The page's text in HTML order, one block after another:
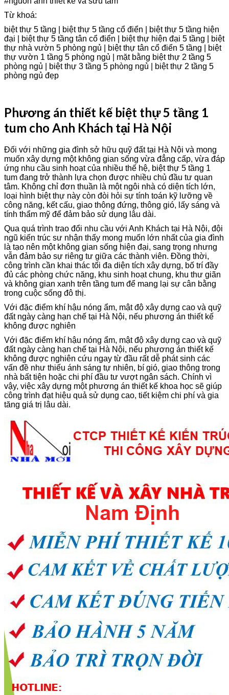
Từ khoá:
biệt thự 5 tầng | biệt thự 5 tầng cổ điển | biệt thự 5 tầng hiện
đại | biệt thự 5 tầng tân cổ điển | biệt thự hiện đại 5 tầng | biệt
thự nhà vườn 5 phòng ngủ | biệt thự tân cổ điển 5 tầng | biệt
thự vườn 1 tầng 5 phòng ngủ | mặt bằng biệt thự 2 tầng 5
phòng ngủ | biệt thự 3 tầng 5 phòng ngủ | biệt thự 2 tầng 5
phòng ngủ đẹp
Phương án thiết kế biệt thự 5 tầng 1
tum cho Anh Khách tại Hà Nội
Đối với những gia đình sở hữu quỹ đất tại Hà Nội và mong
muốn xây dựng một không gian sống vừa đẳng cấp, vừa đáp
ứng nhu cầu sinh hoạt của nhiều thế hệ, biệt thự 5 tầng 1
tum đang trở thành lựa chọn được nhiều chủ đầu tư quan
tâm. Không chỉ đơn thuần là một ngôi nhà có diện tích lớn,
loại hình biệt thự này còn đòi hỏi sự tính toán kỹ lưỡng về
công năng, kết cấu, giao thông đứng, thông gió, lấy sáng và
tính thẩm mỹ để đảm bảo sử dụng lâu dài.
Qua quá trình trao đổi nhu cầu với Anh Khách tại Hà Nội, đội
ngũ kiến trúc sư nhận thấy mong muốn lớn nhất của gia đình
là tạo nên một không gian sống hiện đại, sang trọng nhưng
vẫn đảm bảo sự riêng tư giữa các thành viên. Đồng thời,
công trình cần khai thác tối đa diện tích xây dựng, bố trí đầy
đủ các phòng chức năng, khu sinh hoạt chung, khu thư giãn
và không gian xanh trên tầng tum để mang lại sự cân bằng
trong cuộc sống đô thị.
Với đặc điểm khí hậu nóng ẩm, mật độ xây dựng cao và quỹ
đất ngày càng hạn chế tại Hà Nội, nếu phương án thiết kế
không được nghiên
Với đặc điểm khí hậu nóng ẩm, mật độ xây dựng cao và quỹ
đất ngày càng hạn chế tại Hà Nội, nếu phương án thiết kế
không được nghiên cứu ngay từ đầu rất dễ phát sinh các
vấn đề như thiếu ánh sáng tự nhiên, bí gió, giao thông trong
nhà bất tiện hoặc chi phí đầu tư vượt ngân sách. Chính vì
vậy, việc xây dựng một phương án thiết kế khoa học sẽ giúp
công trình đạt hiệu quả sử dụng cao, tiết kiệm chi phí và gia
tăng giá trị lâu dài.